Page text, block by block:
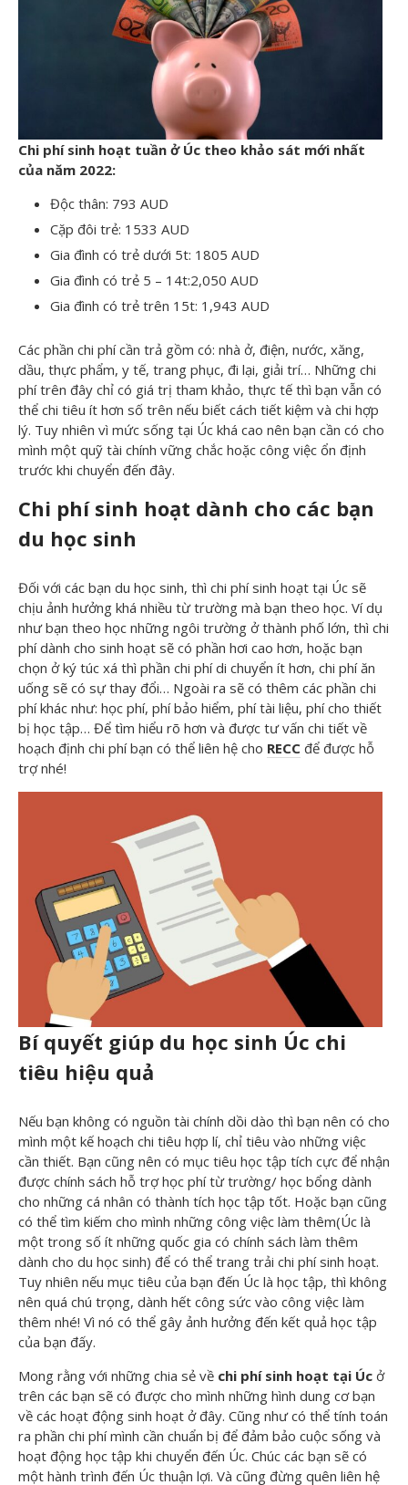
Chi phí sinh hoạt tuần ở Úc theo khảo sát mới nhất
của năm 2022:
Độc thân: 793 AUD
Cặp đôi trẻ: 1533 AUD
Gia đình có trẻ dưới 5t: 1805 AUD
Gia đình có trẻ 5 – 14t:2,050 AUD
Gia đình có trẻ trên 15t: 1,943 AUD
Các phần chi phí cần trả gồm có: nhà ở, điện, nước, xăng,
dầu, thực phẩm, y tế, trang phục, đi lại, giải trí… Những chi
phí trên đây chỉ có giá trị tham khảo, thực tế thì bạn vẫn có
thể chi tiêu ít hơn số trên nếu biết cách tiết kiệm và chi hợp
lý. Tuy nhiên vì mức sống tại Úc khá cao nên bạn cần có cho
mình một quỹ tài chính vững chắc hoặc công việc ổn định
trước khi chuyển đến đây.
Chi phí sinh hoạt dành cho các bạn
du học sinh
Đối với các bạn du học sinh, thì chi phí sinh hoạt tại Úc sẽ
chịu ảnh hưởng khá nhiều từ trường mà bạn theo học. Ví dụ
như bạn theo học những ngôi trường ở thành phố lớn, thì chi
phí dành cho sinh hoạt sẽ có phần hơi cao hơn, hoặc bạn
chọn ở ký túc xá thì phần chi phí di chuyển ít hơn, chi phí ăn
uống sẽ có sự thay đổi… Ngoài ra sẽ có thêm các phần chi
phí khác như: học phí, phí bảo hiểm, phí tài liệu, phí cho thiết
bị học tập… Để tìm hiểu rõ hơn và được tư vấn chi tiết về
hoạch định chi phí bạn có thể liên hệ cho RECC để được hỗ
trợ nhé!
Bí quyết giúp du học sinh Úc chi
tiêu hiệu quả
Nếu bạn không có nguồn tài chính dồi dào thì bạn nên có cho
mình một kế hoạch chi tiêu hợp lí, chỉ tiêu vào những việc
cần thiết. Bạn cũng nên có mục tiêu học tập tích cực để nhận
được chính sách hỗ trợ học phí từ trường/ học bổng dành
cho những cá nhân có thành tích học tập tốt. Hoặc bạn cũng
có thể tìm kiếm cho mình những công việc làm thêm(Úc là
một trong số ít những quốc gia có chính sách làm thêm
dành cho du học sinh) để có thể trang trải chi phí sinh hoạt.
Tuy nhiên nếu mục tiêu của bạn đến Úc là học tập, thì không
nên quá chú trọng, dành hết công sức vào công việc làm
thêm nhé! Vì nó có thể gây ảnh hưởng đến kết quả học tập
của bạn đấy.
Mong rằng với những chia sẻ về chi phí sinh hoạt tại Úc ở
trên các bạn sẽ có được cho mình những hình dung cơ bạn
về các hoạt động sinh hoạt ở đây. Cũng như có thể tính toán
ra phần chi phí mình cần chuẩn bị để đảm bảo cuộc sống và
hoạt động học tập khi chuyển đến Úc. Chúc các bạn sẽ có
một hành trình đến Úc thuận lợi. Và cũng đừng quên liên hệ